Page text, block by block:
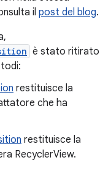
il post del blog.
è stato ritirato
restituisce la
che ha
restituisce la
RecyclerView.